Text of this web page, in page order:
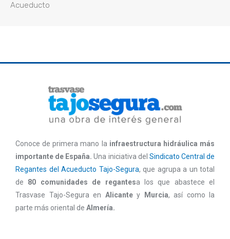
Acueducto
Conoce de primera mano la infraestructura hidráulica más
importante de España.Una iniciativa del Sindicato Central de
Regantes del Acueducto Tajo-Segura, que agrupa a un total
de 80 comunidades de regantesa los que abastece el
Trasvase Tajo-Segura en Alicante y Murcia, así como la
parte más oriental de Almería.